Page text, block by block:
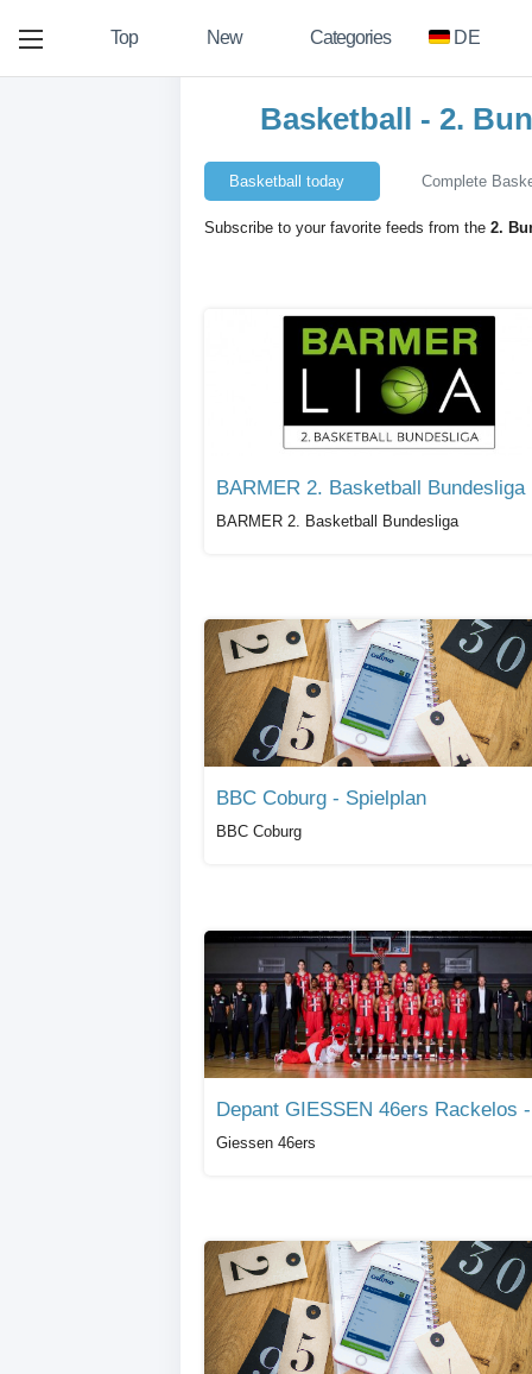
Top New Categories DE
Basketball - 2.
Basketball today Complete
Subscribe to your favorite feeds from the 2.
BARMER 2. Basketball Bundesliga
BBC Coburg - Spielplan
BBC Coburg
Giessen 46ers